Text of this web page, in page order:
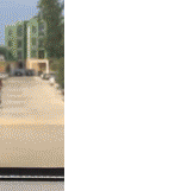
Two